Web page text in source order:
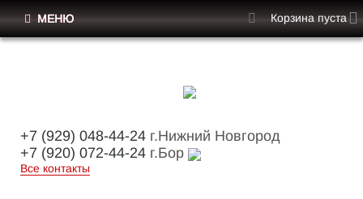
+7 (929) 048-44-24 г.Нижний Новгород
+7 (920) 072-44-24 г.Бор
Все контакты
МЕНЮ Корзина пуста